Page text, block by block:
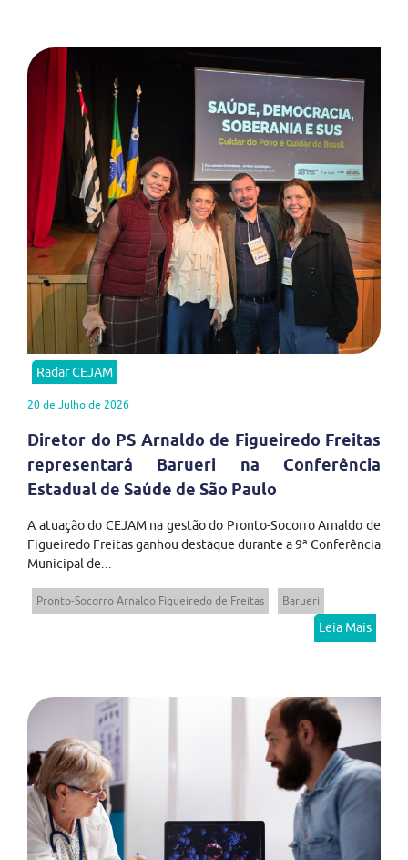
Radar CEJAM
20 de Julho de 2026
Diretor do PS Arnaldo de Figueiredo Freitas
representará Barueri na Conferência
Estadual de Saúde de São Paulo
A atuação do CEJAM na gestão do Pronto-Socorro Arnaldo de
Figueiredo Freitas ganhou destaque durante a 9ª Conferência
Municipal de...
Pronto-Socorro Arnaldo Figueiredo de Freitas Barueri
Leia Mais